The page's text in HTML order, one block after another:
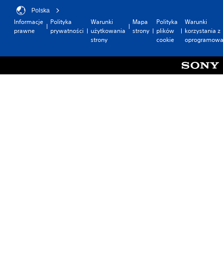
Polska
Informacje
prawne
Polityka
prywatności
Warunki
użytkowania
strony
Mapa
strony
Polityka
plików
cookie
Warunki
korzystania z